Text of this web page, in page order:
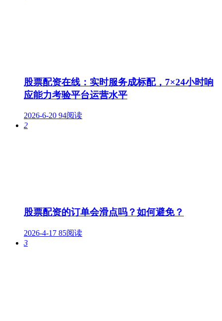
股票配资在线：实时服务成标配，7×24小时响
应能力考验平台运营水平
2026-6-20 94阅读
2
股票配资的订单会滑点吗？如何避免？
2026-4-17 85阅读
3